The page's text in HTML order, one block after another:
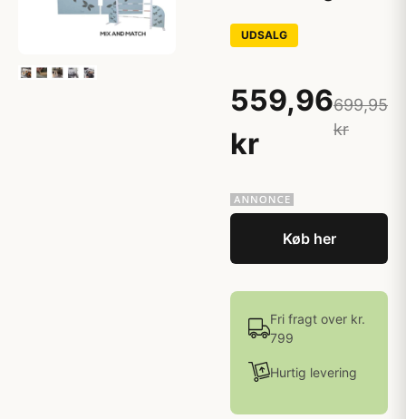
UDSALG
559,96
kr
699,95
kr
Køb her
Fri fragt over kr.
799
Hurtig levering